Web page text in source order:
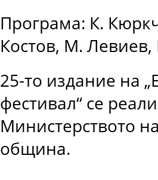
Програма: К.
Костов, М.
25-то издание на
фестивал“ се
Министерството
община.